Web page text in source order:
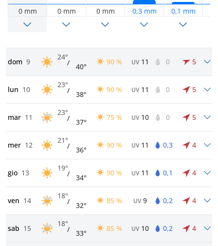
0 mm 0 mm 0 mm 0,3 mm 0,1 mm
dom 9
24°
/ 40°
90 % UV 11 0 5
lun 10
23°
/ 38°
90 % UV 11 0 5
mar 11
23°
/ 37°
75 % UV 10 0 5
mer 12
21°
/ 36°
90 % UV 11 0,3 4
gio 13
19°
/ 34°
90 % UV 11 0,1 4
ven 14
18°
/ 32°
85 % UV 9 0,2 4
sab 15
18°
/ 33°
85 % UV 10 0,2 4